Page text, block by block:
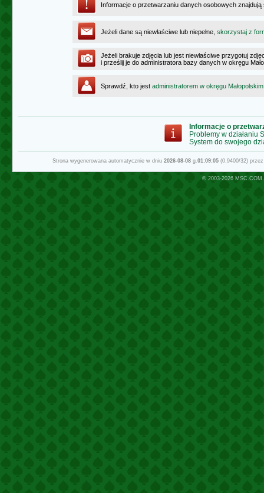
Informacje o przetwarzaniu danych osobowych
Jeżeli dane są niewłaściwe lub niepełne, skorzystaj z
Jeżeli brakuje zdjęcia lub jest niewłaściwe przygotuj
i prześlij je do administratora bazy danych w okręgu
Sprawdź, kto jest administratorem w okręgu Małopolskim
Informacje o
Problemy w działaniu
System do swojego
Strona wygenerowana automatycznie w dniu 2026-08-08g.01:09:05(0.9400/32)
© 2003-2026